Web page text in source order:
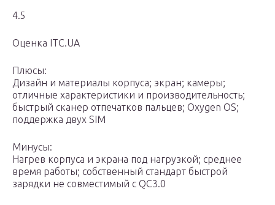
4.5
Оценка ITC.UA
Плюсы:
Дизайн и материалы корпуса; экран; камеры;
отличные характеристики и производительность;
быстрый сканер отпечатков пальцев; Oxygen OS;
поддержка двух SIM
Минусы:
Нагрев корпуса и экрана под нагрузкой; среднее
время работы; собственный стандарт быстрой
зарядки не совместимый с QC3.0